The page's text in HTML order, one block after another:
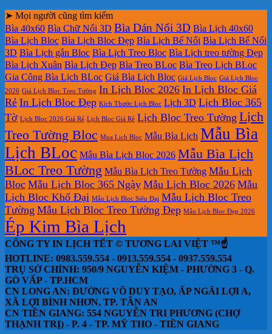
➤ Mọi người cũng tìm kiếm
Bìa 40x60 Bìa Chữ Nổi 3D Bìa Dán Nổi 3D Bìa Lịch 40x60
Bìa Lịch Bloc Bìa Lịch Bloc Đẹp Bìa Lịch Bế Nổi Bìa Lịch Bế Nổi
3D Bìa Lịch gắn Bloc Bìa Lịch Treo Bloc Bìa Lịch treo tường Đẹp
Bìa Lịch Xuân Bìa Lịch Đẹp Bìa Treo BLoc Bìa Treo Lịch BLoc
Gia Công Bìa Lịch BLoc Giá Bìa Lịch Bloc Giá Lịch Bloc Giá Lịch Bloc
2026 Giá Lịch Bloc Treo Tường In Lịch Bloc 2026 In Lịch Bloc Giá
Rẻ In Lịch Bloc Đẹp Kích Thước Lịch Bloc Lịch 3D Lịch Bloc 365
Tờ Lịch Bloc 2026 Giá Rẻ Lịch Bloc Giá Rẻ Lịch Bloc Treo Tường Lịch
Treo Tường Bloc Mua Lich Bloc Mẫu Bìa Lịch Mẫu Bìa
Lịch BLoc Mẫu Bìa Lịch Bloc 2026 Mẫu Bìa Lịch
BLoc Treo Tường Mẫu Bìa Lịch Treo Tường Mẫu Lịch
Bloc Mẫu Lịch Bloc 365 Ngày Mẫu Lịch Bloc 2026 Mẫu
Lịch Bloc Khổ Đại Mẫu Lịch Bloc Siêu Đại Mẫu Lịch Bloc Treo
Tường Mẫu Lịch Bloc Treo Tường Đẹp Mẫu Lịch Bloc Đẹp 2026
Ép Kim Bìa Lịch
CÔNG TY IN LỊCH TẾT © TƯƠNG LAI VIỆT ™☝️
HOTLINE: 0983.559.554 - 0913.559.554 - 0937.559.554
TRỤ SỞ CHÍNH: 950/9 NGUYỄN KIỆM - PHƯỜNG 3 - Q.
GÒ VẤP - TP.HCM
CN LONG AN: ĐƯỜNG VÕ DUY TẠO, ẤP NGÃI LỢI A,
XÃ LỢI BÌNH NHƠN, TP. TÂN AN
CN TIỀN GIANG: 554 NGUYỄN TRI PHƯƠNG (CHỢ
THẠNH TRỊ) - P. 4 - TP. MỸ THO - TIỀN GIANG